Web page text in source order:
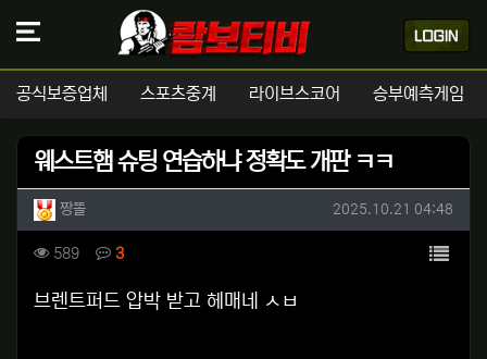
공식보증업체 스포츠중계 라이브스코어 승부예측게임
웨스트햄 슈팅 연습하냐 정확도 개판 ㅋㅋ
작성자 정보
짱똘작성 작성일
2025.10.21 04:48
컨텐츠 정보
589조회 3댓글 목록
본문
브렌트퍼드 압박 받고 헤매네 ㅅㅂ